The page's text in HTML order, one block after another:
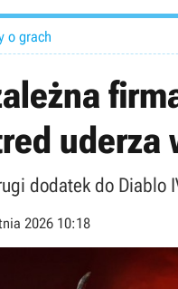
o grach
uderza
dodatek do
2026 10:18